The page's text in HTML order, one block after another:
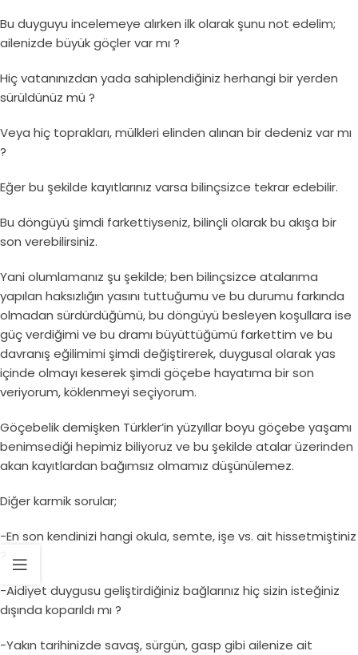
Bu duyguyu incelemeye alırken ilk olarak şunu not edelim;
ailenizde büyük göçler var mı ?
Hiç vatanınızdan yada sahiplendiğiniz herhangi bir yerden
sürüldünüz mü ?
Veya hiç toprakları, mülkleri elinden alınan bir dedeniz var mı
?
Eğer bu şekilde kayıtlarınız varsa bilinçsizce tekrar edebilir.
Bu döngüyü şimdi farkettiyseniz, bilinçli olarak bu akışa bir
son verebilirsiniz.
Yani olumlamanız şu şekilde; ben bilinçsizce atalarıma
yapılan haksızlığın yasını tuttuğumu ve bu durumu farkında
olmadan sürdürdüğümü, bu döngüyü besleyen koşullara ise
güç verdiğimi ve bu dramı büyüttüğümü farkettim ve bu
davranış eğilimimi şimdi değiştirerek, duygusal olarak yas
içinde olmayı keserek şimdi göçebe hayatıma bir son
veriyorum, köklenmeyi seçiyorum.
Göçebelik demişken Türkler’in yüzyıllar boyu göçebe yaşamı
benimsediği hepimiz biliyoruz ve bu şekilde atalar üzerinden
akan kayıtlardan bağımsız olmamız düşünülemez.
Diğer karmik sorular;
-En son kendinizi hangi okula, semte, işe vs. ait hissetmiştiniz
-Aidiyet duygusu geliştirdiğiniz bağlarınız hiç sizin isteğiniz
dışında koparıldı mı ?
-Yakın tarihinizde savaş, sürgün, gasp gibi ailenize ait